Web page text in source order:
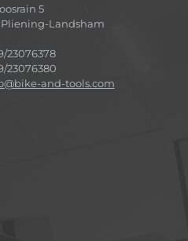
5
Pliening-Landsham
23076378
23076380
and-tools.com